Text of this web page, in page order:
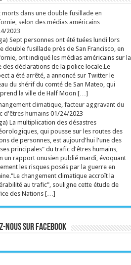
morts dans une double fusillade en
selon des médias américains
2023
Sept personnes ont été tuées lundi lors
double fusillade près de San Francisco, en
ont indiqué les médias américains sur la
des déclarations de la police locale.Le
a été arrêté, a annoncé sur Twitter le
du shérif du comté de San Mateo, qui
la ville de Half Moon […]
climatique, facteur aggravant du
d'êtres humains 01/24/2023
La multiplication des désastres
qui pousse sur les routes des
de personnes, est aujourd'hui l'une des
principales" du trafic d'êtres humains,
un rapport onusien publié mardi, évoquant
les risques posés par la guerre en
changement climatique accroît la
au trafic", souligne cette étude de
des Nations […]
nous sur Facebook